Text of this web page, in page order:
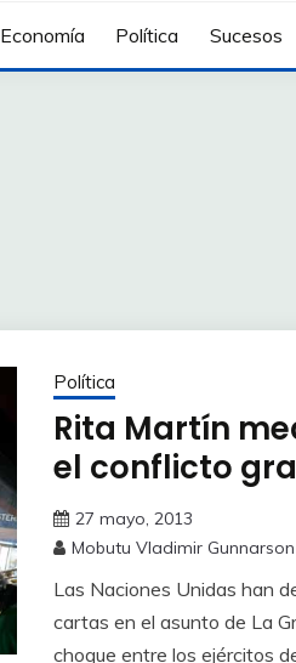
Economía Política Sucesos
Política
Rita Martín
el conflicto
27 mayo, 2013
Mobutu Vladimir Gunnarson
Las Naciones Unidas han
cartas en el asunto de La
choque entre los ejércitos